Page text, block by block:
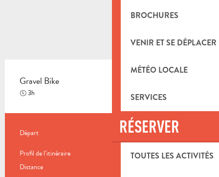
BROCHURES
VENIR ET SE DÉPLACER
MÉTÉO LOCALE
SERVICES
RÉSERVER
TOUTES LES ACTIVITÉS
Gravel Bike
3h
INFORMATIONS PRATIQUES
Départ Saint-Zacharie
Profil de l’itinéraire Boucle
Distance